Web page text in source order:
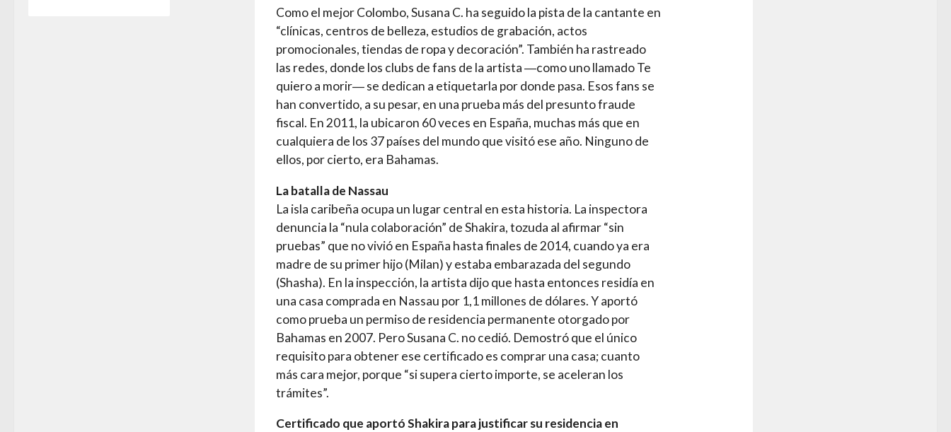
Como el mejor Colombo, Susana C. ha seguido la pista de la cantante en
“clínicas, centros de belleza, estudios de grabación, actos
promocionales, tiendas de ropa y decoración”. También ha rastreado
las redes, donde los clubs de fans de la artista ―como uno llamado Te
quiero a morir― se dedican a etiquetarla por donde pasa. Esos fans se
han convertido, a su pesar, en una prueba más del presunto fraude
fiscal. En 2011, la ubicaron 60 veces en España, muchas más que en
cualquiera de los 37 países del mundo que visitó ese año. Ninguno de
ellos, por cierto, era Bahamas.
La batalla de Nassau
La isla caribeña ocupa un lugar central en esta historia. La inspectora
denuncia la “nula colaboración” de Shakira, tozuda al afirmar “sin
pruebas” que no vivió en España hasta finales de 2014, cuando ya era
madre de su primer hijo (Milan) y estaba embarazada del segundo
(Shasha). En la inspección, la artista dijo que hasta entonces residía en
una casa comprada en Nassau por 1,1 millones de dólares. Y aportó
como prueba un permiso de residencia permanente otorgado por
Bahamas en 2007. Pero Susana C. no cedió. Demostró que el único
requisito para obtener ese certificado es comprar una casa; cuanto
más cara mejor, porque “si supera cierto importe, se aceleran los
trámites”.
Certificado que aportó Shakira para justificar su residencia en